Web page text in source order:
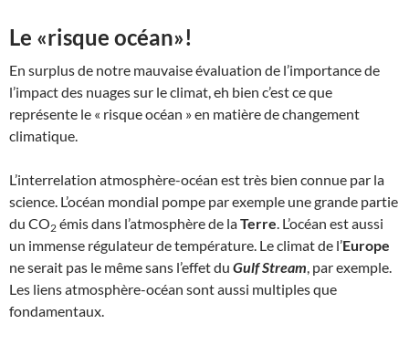
Le «risque océan»!
En surplus de notre mauvaise évaluation de l’importance de
l’impact des nuages sur le climat, eh bien c’est ce que
représente le « risque océan » en matière de changement
climatique.
L’interrelation atmosphère-océan est très bien connue par la
science. L’océan mondial pompe par exemple une grande partie
du CO2 émis dans l’atmosphère de laTerre. L’océan est aussi
un immense régulateur de température. Le climat de l’Europe
ne serait pas le même sans l’effet du Gulf Stream, par exemple.
Les liens atmosphère-océan sont aussi multiples que
fondamentaux.